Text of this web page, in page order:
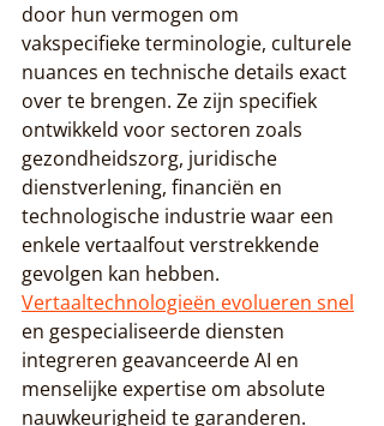
door hun vermogen om
vakspecifieke terminologie, culturele
nuances en technische details exact
over te brengen. Ze zijn specifiek
ontwikkeld voor sectoren zoals
gezondheidszorg, juridische
dienstverlening, financiën en
technologische industrie waar een
enkele vertaalfout verstrekkende
gevolgen kan hebben.
Vertaaltechnologieën evolueren snel
en gespecialiseerde diensten
integreren geavanceerde AI en
menselijke expertise om absolute
nauwkeurigheid te garanderen.